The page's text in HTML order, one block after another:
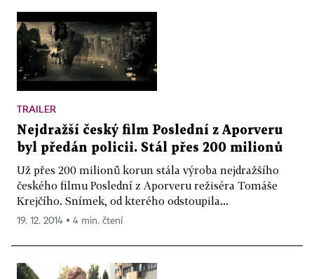
TRAILER
Nejdražší český film Poslední z Aporveru
byl předán policii. Stál přes 200 milionů
Už přes 200 milionů korun stála výroba nejdražšího
českého filmu Poslední z Aporveru režiséra Tomáše
Krejčího. Snímek, od kterého odstoupila...
19. 12. 2014 ▪ 4 min. čtení